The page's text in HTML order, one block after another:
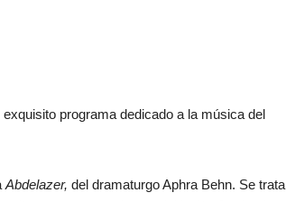
programa dedicado a la música del
Abdelazer, del dramaturgo Aphra Behn. Se trata